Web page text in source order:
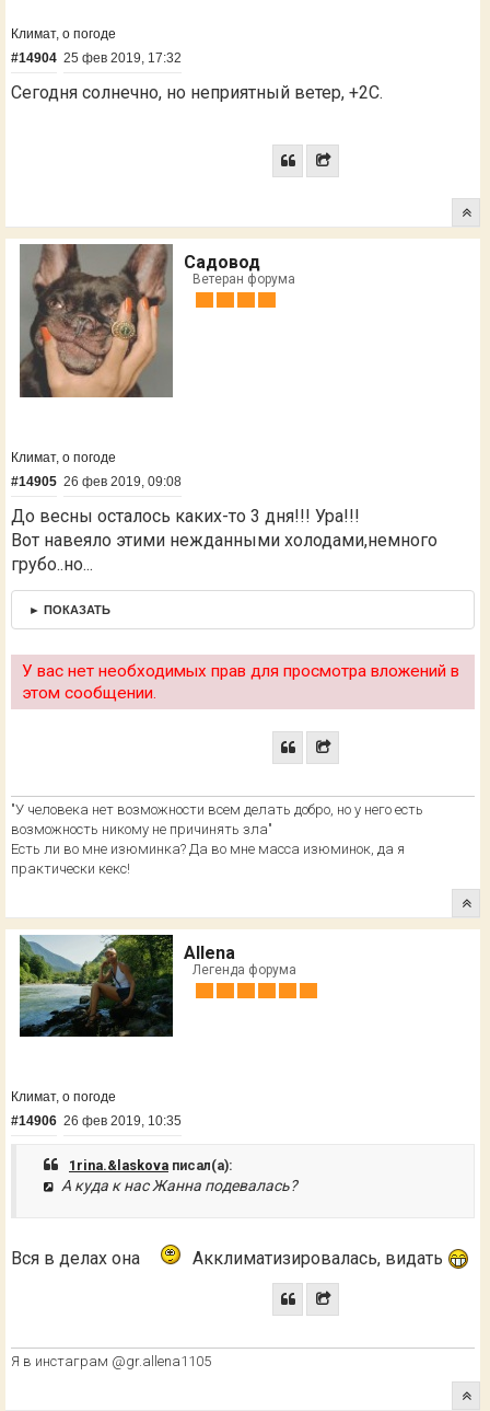
Климат, о погоде
#14904 25 фев 2019, 17:32
Сегодня солнечно, но неприятный ветер, +2С.
Садовод
Ветеран форума
Климат, о погоде
#14905 26 фев 2019, 09:08
До весны осталось каких-то 3 дня!!! Ура!!!
Вот навеяло этими нежданными холодами,немного
грубо..но...
► ПОКАЗАТЬ
У вас нет необходимых прав для просмотра вложений в
этом сообщении.
"У человека нет возможности всем делать добро, но у него есть
возможность никому не причинять зла"
Есть ли во мне изюминка? Да во мне масса изюминок, да я
практически кекс!
Allena
Легенда форума
Климат, о погоде
#14906 26 фев 2019, 10:35
1rina.&laskova писал(а):
А куда к нас Жанна подевалась?
Вся в делах она Акклиматизировалась, видать
Я в инстаграм @gr.allena1105